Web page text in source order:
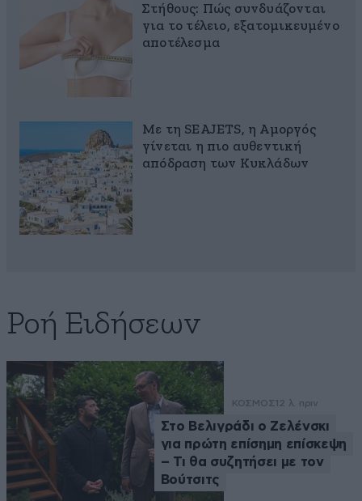
Στήθους: Πώς συνδυάζονται
για το τέλειο, εξατομικευμένο
αποτέλεσμα
Με τη SEAJETS, η Αμοργός
γίνεται η πιο αυθεντική
απόδραση των Κυκλάδων
Ροή Ειδήσεων
ΚΟΣΜΟΣ 12 λ. πριν
Στο Βελιγράδι ο Ζελένσκι
για πρώτη επίσημη επίσκεψη
– Τι θα συζητήσει με τον
Βούτσιτς